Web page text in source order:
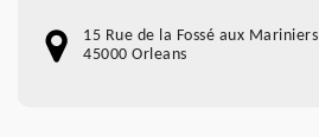
15 Rue de la Fossé aux Mariniers
45000 Orleans